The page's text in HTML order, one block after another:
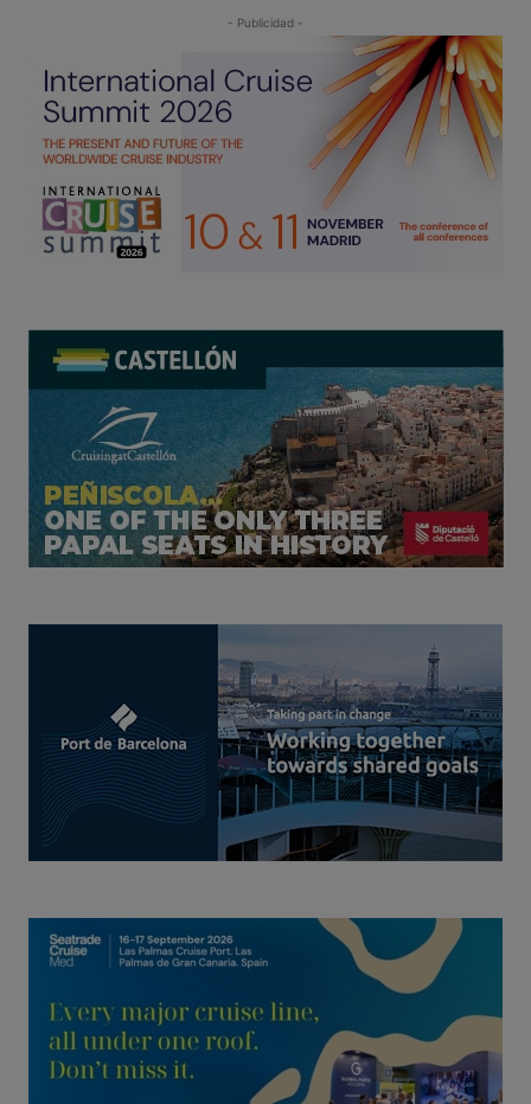
- Publicidad -